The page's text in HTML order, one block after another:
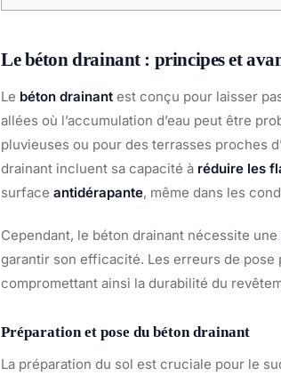
Le béton drainant : principes et
Le béton drainant est conçu pour laisser
allées où l’accumulation d’eau peut être
pluvieuses ou pour des terrasses proches
drainant incluent sa capacité à réduire les
surface antidérapante, même dans les
Cependant, le béton drainant nécessite une
garantir son efficacité. Les erreurs de
compromettant ainsi la durabilité du
Préparation et pose du béton drainant
La préparation du sol est cruciale pour le